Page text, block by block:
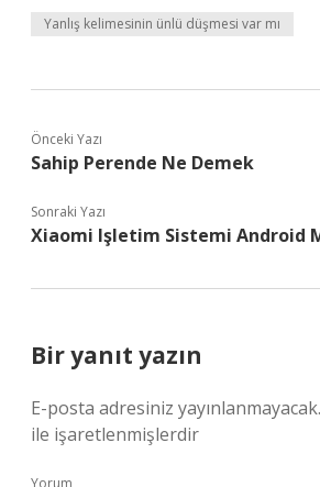
Yanlış kelimesinin ünlü düşmesi var mı
Önceki Yazı
Sahip Perende Ne Demek
Sonraki Yazı
Xiaomi Işletim Sistemi Android
Bir yanıt yazın
E-posta adresiniz yayınlanmayacak.
ile işaretlenmişlerdir
Yorum